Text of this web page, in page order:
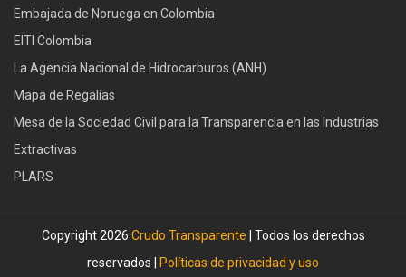
Embajada de Noruega en Colombia
EITI Colombia
La Agencia Nacional de Hidrocarburos (ANH)
Mapa de Regalías
Mesa de la Sociedad Civil para la Transparencia en las Industrias
Extractivas
PLARS
Copyright 2026 Crudo Transparente | Todos los derechos
reservados |
Políticas de privacidad y uso